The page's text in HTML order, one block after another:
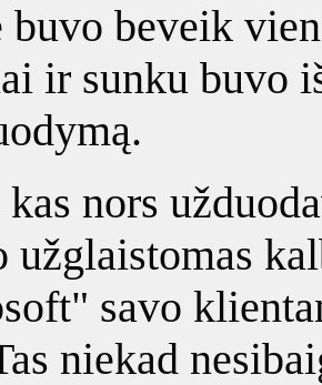
buvo beveik
ir sunku buvo
nors
užglaistomas
savo
niekad